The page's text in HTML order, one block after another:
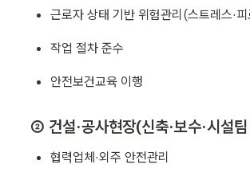
근로자 상태 기반 위험관리(스트레스·
작업 절차 준수
안전보건교육 이행
② 건설·공사현장(신축·보수·시설
협력업체·외주 안전관리